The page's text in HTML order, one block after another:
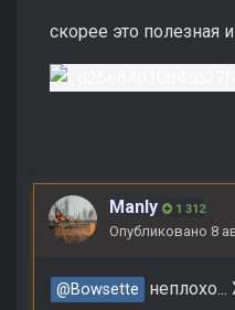
скорее это
Manly 1 312
Опубликовано 8
@Bowsette